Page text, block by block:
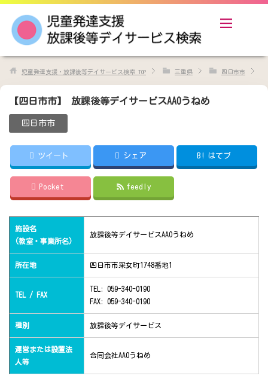
児童発達支援・放課後等デイサービス検索 TOP 三重県 四日市市
【四日市市】 放課後等デイサービスAAOうねめ
四日市市
ツイート シェア B! はてブ
Pocket feedly
施設名
(教室・事業所名)
放課後等デイサービスAAOうねめ
所在地 四日市市采女町1748番地1
TEL / FAX
TEL: 059-340-0190
FAX: 059-340-0190
種別 放課後等デイサービス
運営または設置法
人等
合同会社AAOうねめ